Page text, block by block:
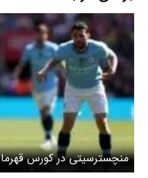
منچسترسیتی در کورس